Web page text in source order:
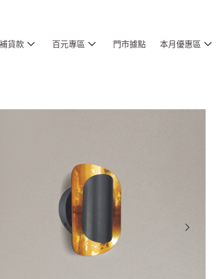
貨款 百元專區 門市據點 本月優惠區